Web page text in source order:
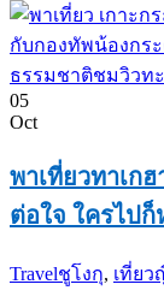
05
Oct
พาเที่ยวทาเก
ต่อใจ ใครไปก็
Travelชูโงกุ, เที่ยว